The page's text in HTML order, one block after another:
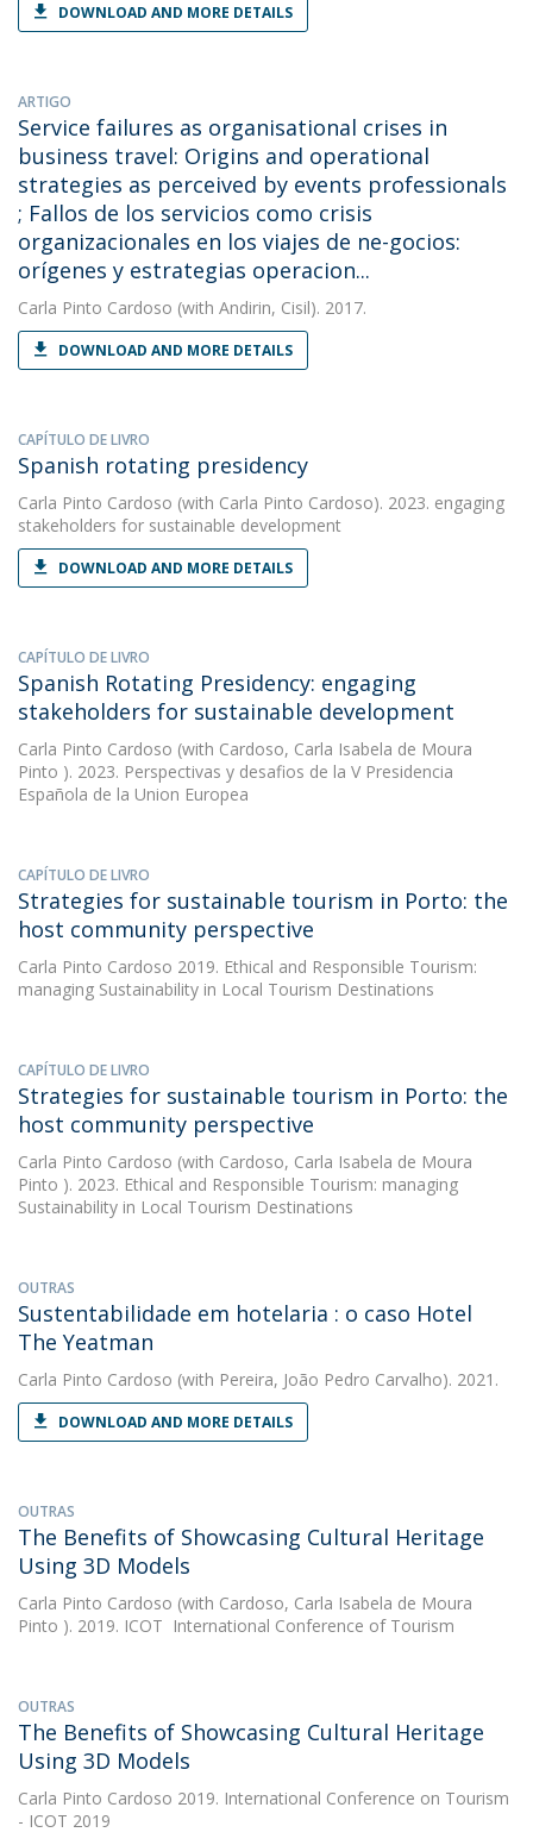
DOWNLOAD AND MORE DETAILS
ARTIGO
Service failures as organisational crises in
business travel: Origins and operational
strategies as perceived by events professionals
; Fallos de los servicios como crisis
organizacionales en los viajes de ne-gocios:
orígenes y estrategias operacion...
Carla Pinto Cardoso (with Andirin, Cisil). 2017.
DOWNLOAD AND MORE DETAILS
CAPÍTULO DE LIVRO
Spanish rotating presidency
Carla Pinto Cardoso (with Carla Pinto Cardoso). 2023. engaging
stakeholders for sustainable development
DOWNLOAD AND MORE DETAILS
CAPÍTULO DE LIVRO
Spanish Rotating Presidency: engaging
stakeholders for sustainable development
Carla Pinto Cardoso (with Cardoso, Carla Isabela de Moura
Pinto ). 2023. Perspectivas y desafios de la V Presidencia
Española de la Union Europea
CAPÍTULO DE LIVRO
Strategies for sustainable tourism in Porto: the
host community perspective
Carla Pinto Cardoso 2019. Ethical and Responsible Tourism:
managing Sustainability in Local Tourism Destinations
CAPÍTULO DE LIVRO
Strategies for sustainable tourism in Porto: the
host community perspective
Carla Pinto Cardoso (with Cardoso, Carla Isabela de Moura
Pinto ). 2023. Ethical and Responsible Tourism: managing
Sustainability in Local Tourism Destinations
OUTRAS
Sustentabilidade em hotelaria : o caso Hotel
The Yeatman
Carla Pinto Cardoso (with Pereira, João Pedro Carvalho). 2021.
DOWNLOAD AND MORE DETAILS
OUTRAS
The Benefits of Showcasing Cultural Heritage
Using 3D Models
Carla Pinto Cardoso (with Cardoso, Carla Isabela de Moura
Pinto ). 2019. ICOT  International Conference of Tourism
OUTRAS
The Benefits of Showcasing Cultural Heritage
Using 3D Models
Carla Pinto Cardoso 2019. International Conference on Tourism
- ICOT 2019